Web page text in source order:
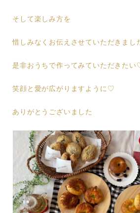
そして楽しみ方を
惜しみなくお伝えさせていただきまし
是非おうちで作ってみていただきたい
笑顔と愛が広がりますように♡
ありがとうございました